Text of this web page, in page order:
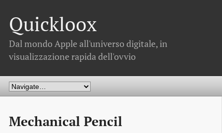
Quickloox
Dal mondo Apple all'universo digitale, in
visualizzazione rapida dell'ovvio
Mechanical Pencil